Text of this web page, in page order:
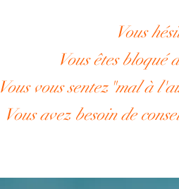
Vous
Vous êtes
Vous vous sentez"mal à
Vous avez besoin de